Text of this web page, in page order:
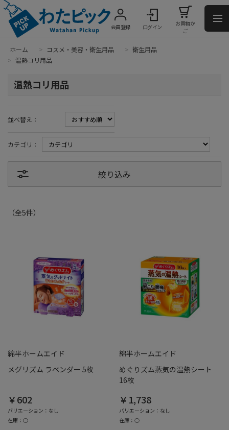
会員登録 ログイン
お買物か
ご
ホーム > コスメ・美容・衛生用品 > 衛生用品
> 温熱コリ用品
温熱コリ用品
並べ替え：
カテゴリ：
絞り込み
（全5件）
綿半ホームエイド
メグリズム ラベンダー 5枚
￥602
バリエーション：なし
在庫：○
綿半ホームエイド
めぐりズム蒸気の温熱シート
16枚
￥1,738
バリエーション：なし
在庫：○